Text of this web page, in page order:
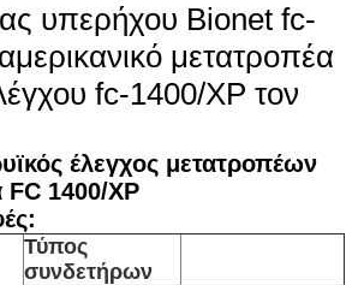
υπερήχου Bionet fc-
μετατροπέα
fc-1400/XP τον
έλεγχος μετατροπέων
FC 1400/XP
Τύπος
συνδετήρων